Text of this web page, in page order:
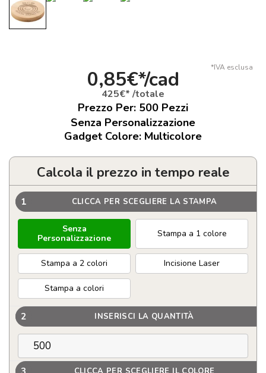
*IVA esclusa
0,85€*/cad
425€* /totale
Prezzo Per: 500 Pezzi
Senza Personalizzazione
Gadget Colore: Multicolore
Calcola il prezzo in tempo reale
1 CLICCA PER SCEGLIERE LA STAMPA
Senza
Personalizzazione
Stampa a 1 colore
Stampa a 2 colori Incisione Laser
Stampa a colori
2 INSERISCI LA QUANTITÀ